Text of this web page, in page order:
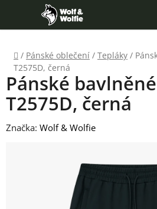
obsah
Domů
/ Pánské oblečení / Tepláky /
T2575D, černá
Pánské
T2575D, černá
Značka: Wolf & Wolfie